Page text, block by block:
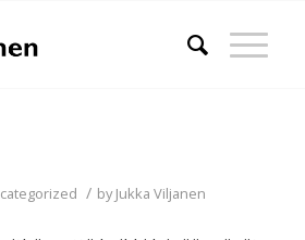
/ byJukka Viljanen